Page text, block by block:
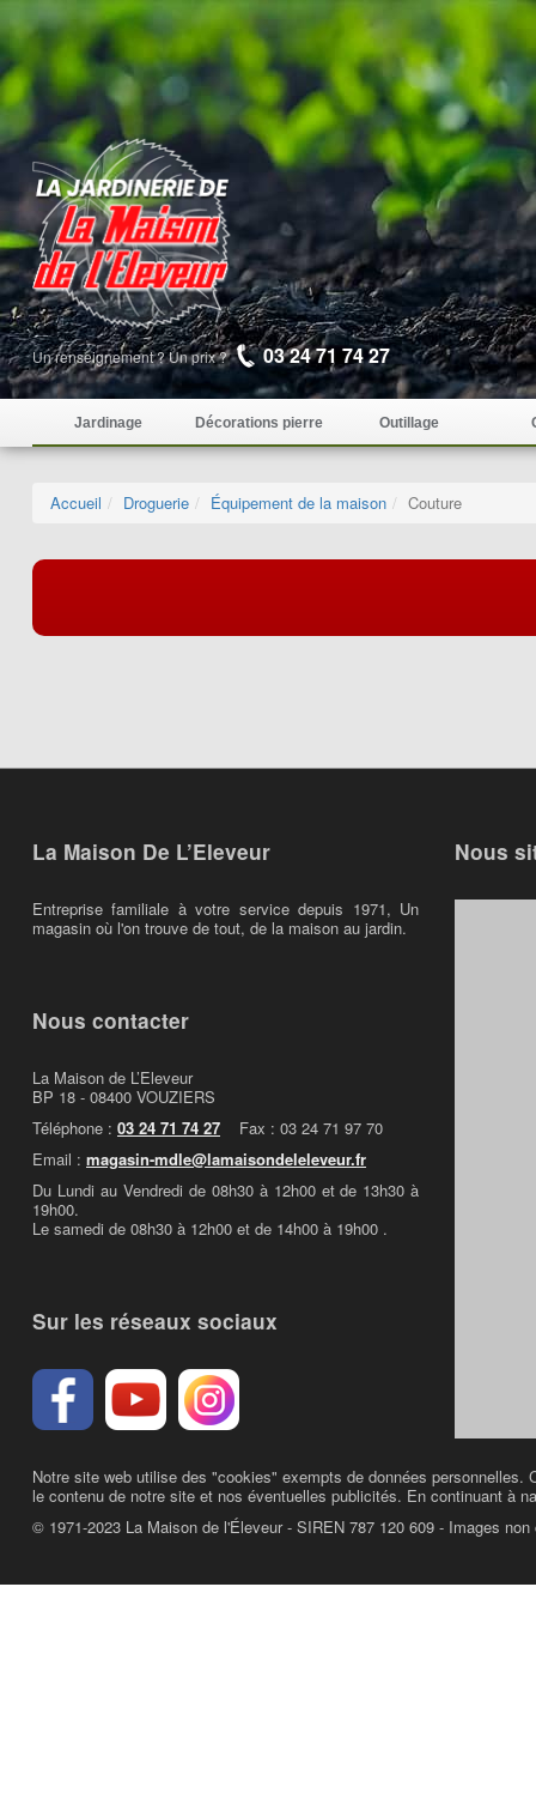
Un renseignement ? Un prix ? 03 24 71 74 27
Jardinage Décorations pierre Outillage
Accueil Droguerie Équipement de la maison Couture
La Maison De L’Eleveur
Entreprise familiale à votre service depuis 1971, Un
magasin où l'on trouve de tout, de la maison au jardin.
Nous contacter
La Maison de L’Eleveur
BP 18 - 08400 VOUZIERS
Téléphone : 03 24 71 74 27 Fax : 03 24 71 97 70
Email : magasin-mdle@lamaisondeleleveur.fr
Du Lundi au Vendredi de 08h30 à 12h00 et de 13h30 à
19h00.
Le samedi de 08h30 à 12h00 et de 14h00 à 19h00 .
Sur les réseaux sociaux
Nous
Notre site web utilise des "cookies" exempts de données
le contenu de notre site et nos éventuelles publicités. En continuant à
© 1971-2023 La Maison de l'Éleveur - SIREN 787 120 609 - Images